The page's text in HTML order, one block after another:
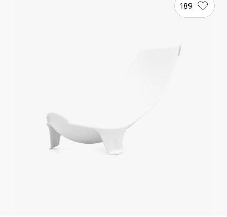
189
basert på 5 anmeldelser
Filtrer etter